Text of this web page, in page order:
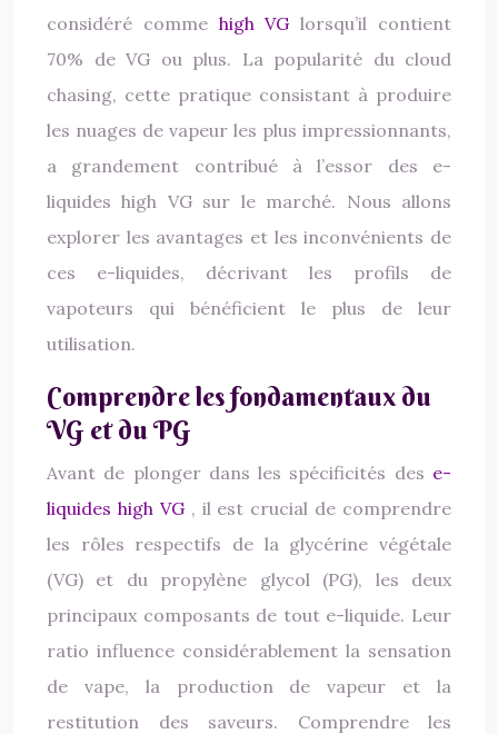
considéré comme high VGlorsqu’il contient
70% de VG ou plus. La popularité du cloud
chasing, cette pratique consistant à produire
les nuages de vapeur les plus impressionnants,
a grandement contribué à l’essor des e-
liquides high VG sur le marché. Nous allons
explorer les avantages et les inconvénients de
ces e-liquides, décrivant les profils de
vapoteurs qui bénéficient le plus de leur
utilisation.
Comprendre les fondamentaux du
VG et du PG
Avant de plonger dans les spécificités des e-
liquides high VG , il est crucial de comprendre
les rôles respectifs de la glycérine végétale
(VG) et du propylène glycol (PG), les deux
principaux composants de tout e-liquide. Leur
ratio influence considérablement la sensation
de vape, la production de vapeur et la
restitution des saveurs. Comprendre les